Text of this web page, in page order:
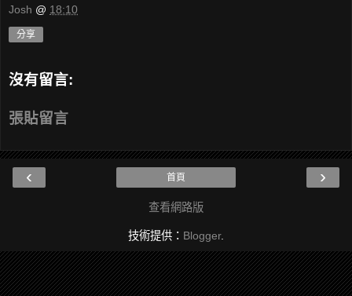
Josh @ 18:10
分享
沒有留言:
張貼留言
‹ ›
首頁
查看網路版
技術提供： Blogger.